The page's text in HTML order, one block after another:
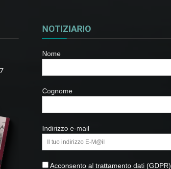
NOTIZIARIO
Nome
Cognome
Indirizzo e-mail
Acconsento al trattamento dati (GDPR)